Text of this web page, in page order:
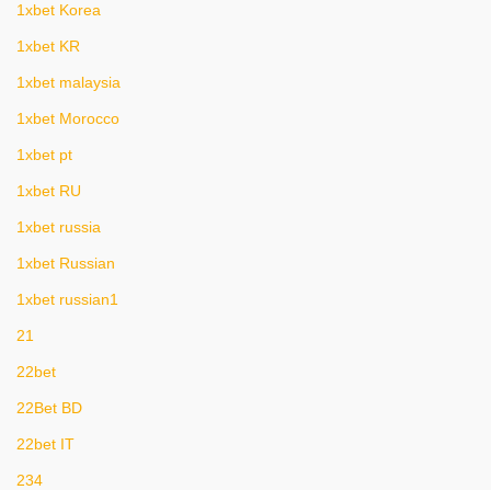
1xbet Korea
1xbet KR
1xbet malaysia
1xbet Morocco
1xbet pt
1xbet RU
1xbet russia
1xbet Russian
1xbet russian1
21
22bet
22Bet BD
22bet IT
234